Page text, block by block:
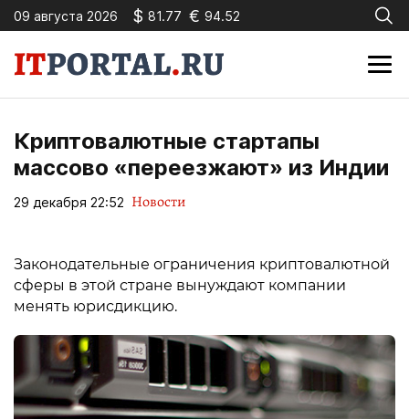
09 августа 2026 $ 81.77 € 94.52
Криптовалютные стартапы
массово «переезжают» из Индии
29 декабря 22:52 Новости
Законодательные ограничения криптовалютной
сферы в этой стране вынуждают компании
менять юрисдикцию.